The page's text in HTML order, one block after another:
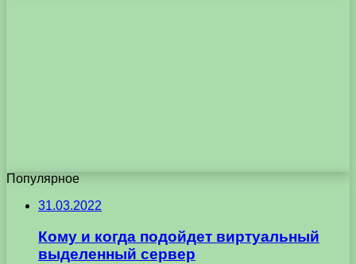
Популярное
31.03.2022
Кому и когда подойдет виртуальный
выделенный сервер